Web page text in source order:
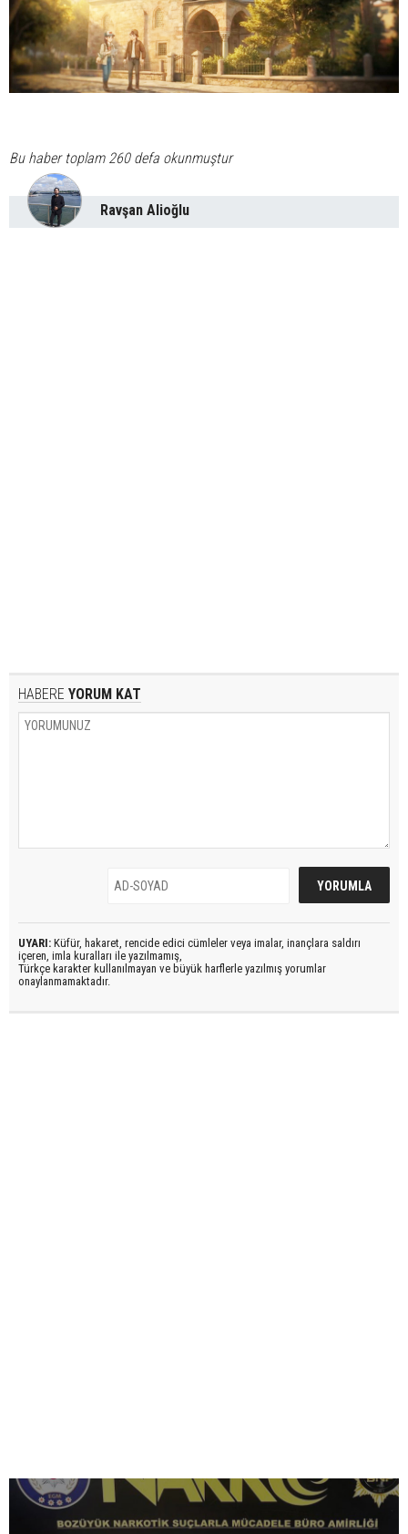
Bu haber toplam 260 defa okunmuştur
Ravşan Alioğlu
HABERE YORUM KAT
UYARI: Küfür, hakaret, rencide edici cümleler veya imalar, inançlara saldırı
içeren, imla kuralları ile yazılmamış,
Türkçe karakter kullanılmayan ve büyük harflerle yazılmış yorumlar
onaylanmamaktadır.